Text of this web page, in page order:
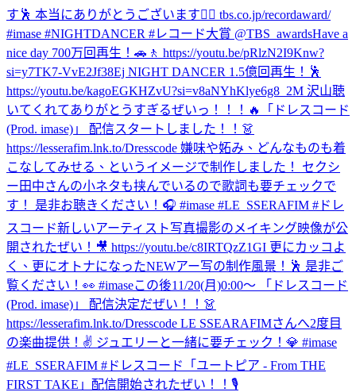
す🕺 本当にありがとうございます❤️‍🔥 tbs.co.jp/recordaward/
#imase #NIGHTDANCER #レコード大賞 @TBS_awardsHave a
nice day 700万回再生！🚗🚶 https://youtu.be/pRlzN2I9Knw?
si=y7TK7-VvE2Jf38Ej NIGHT DANCER 1.5億回再生！🕺
https://youtu.be/kagoEGKHZvU?si=v8aNYhKlye6g8_2M 沢山聴
いてくれてありがとうすぎるぜいっ！！！🔥
「ドレスコード
(Prod. imase)」 配信スタートしました！！👗
https://lesserafim.lnk.to/Dresscode 嫌味や妬み、どんなものも着
こなしてみせる、というイメージで制作しました！ セクシ
ー田中さんの小ネタも挟んでいるので歌詞も要チェックで
す！ 是非お聴きください！🎧 #imase #LE_SSERAFIM #ドレ
スコード新しいアーティスト写真撮影のメイキング映像が公
開されたぜい！🎥 https://youtu.be/c8IRTQzZ1GI 更にカッコよ
く、更にオトナになったNEWアー写の制作風景！🕺 是非ご
覧ください！👀 #imaseこの後11/20(月)0:00〜 「ドレスコード
(Prod. imase)」 配信決定だぜい！！👗
https://lesserafim.lnk.to/Dresscode LE SSEARAFIMさんへ2度目
の楽曲提供！✌️ ジュエリーと一緒に要チェック！💎 #imase
#LE_SSERAFIM #ドレスコード
「ユートピア - From THE
FIRST TAKE」配信開始されたぜい！！🎙